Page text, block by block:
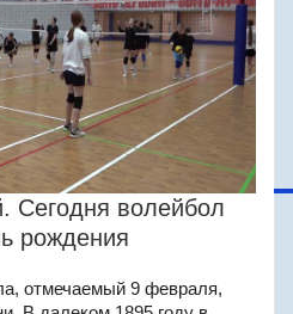
Сегодня волейбол
рождения
отмечаемый 9 февраля,